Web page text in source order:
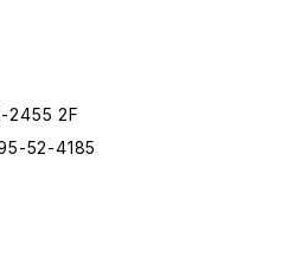
2455 2F
52-4185